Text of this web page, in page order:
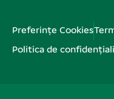
Preferințe Cookies
Politica de